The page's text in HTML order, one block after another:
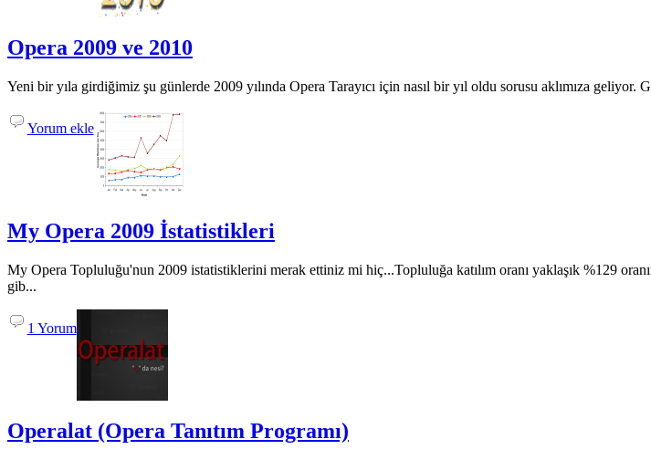
Opera 2009 ve 2010
Yeni bir yıla girdiğimiz şu günlerde 2009 yılında Opera Tarayıcı için nasıl bir yıl oldu sorusu aklımıza
Yorum ekle
My Opera 2009 İstatistikleri
My Opera Topluluğu'nun 2009 istatistiklerini merak ettiniz mi hiç...Topluluğa katılım oranı yaklaşık %129
gib...
1 Yorum
Operalat (Opera Tanıtım Programı)